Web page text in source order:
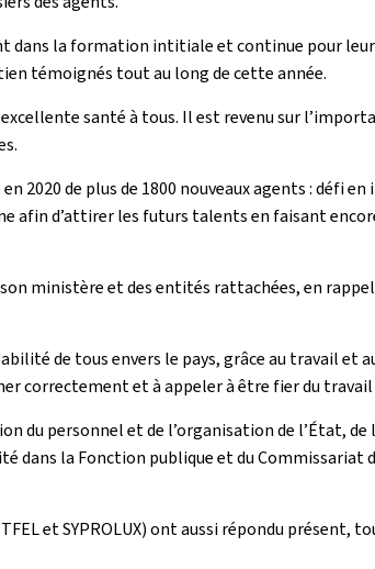
dans la formation intitiale et continue pour
témoignés tout au long de cette année.
santé à tous. Il est revenu sur
2020 de plus de 1800 nouveaux agents :
afin d’attirer les futurs talents en faisant
ministère et des entités rattachées, en
de tous envers le pays, grâce au travail et
correctement et à appeler à être fier du
du personnel et de l’organisation de l’État,
dans la Fonction publique et du
et SYPROLUX) ont aussi répondu